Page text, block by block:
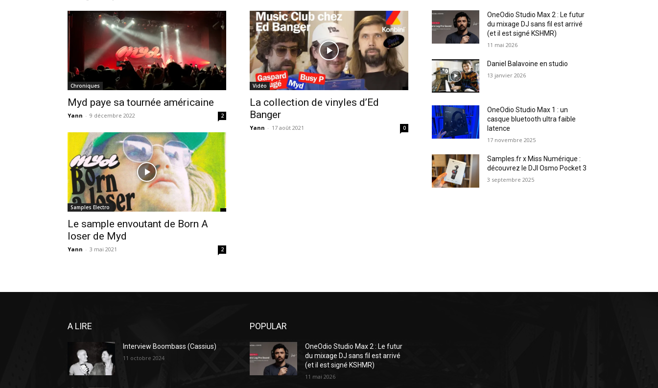
Chroniques
Myd paye sa tournée américaine
Yann - 9 décembre 2022 2
Vidéo
La collection de vinyles d’Ed
Banger
Yann - 17 août 2021 0
Samples Electro
Le sample envoutant de Born A
loser de Myd
Yann - 3 mai 2021 2
OneOdio Studio Max 2 : Le futur
du mixage DJ sans fil est arrivé
(et il est signé KSHMR)
11 mai 2026
Daniel Balavoine en studio
13 janvier 2026
OneOdio Studio Max 1 : un
casque bluetooth ultra faible
latence
17 novembre 2025
Samples.fr x Miss Numérique :
découvrez le DJI Osmo Pocket 3
3 septembre 2025
A LIRE
Interview Boombass (Cassius)
11 octobre 2024
POPULAR
OneOdio Studio Max 2 : Le futur
du mixage DJ sans fil est arrivé
(et il est signé KSHMR)
11 mai 2026